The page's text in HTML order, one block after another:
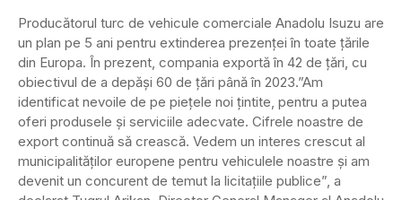
Producătorul turc de vehicule comerciale Anadolu Isuzu are
un plan pe 5 ani pentru extinderea prezenței în toate țările
din Europa. În prezent, compania exportă în 42 de țări, cu
obiectivul de a depăși 60 de țări până în 2023.”Am
identificat nevoile de pe piețele noi țintite, pentru a putea
oferi produsele și serviciile adecvate. Cifrele noastre de
export continuă să crească. Vedem un interes crescut al
municipalităților europene pentru vehiculele noastre și am
devenit un concurent de temut la licitațiile publice”, a